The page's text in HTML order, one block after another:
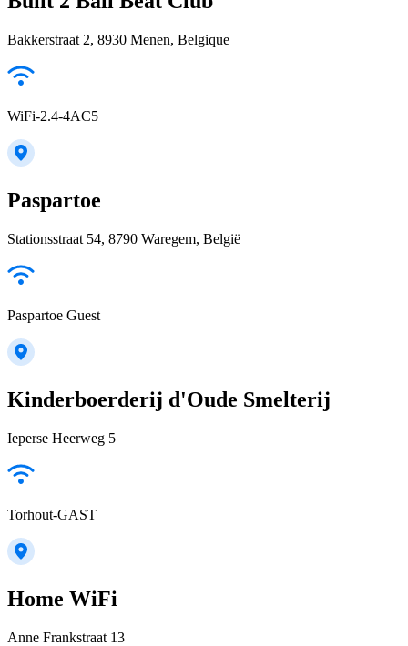
Bakkerstraat 2, 8930 Menen, Belgique
WiFi-2.4-4AC5
Paspartoe
Stationsstraat 54, 8790 Waregem, België
Paspartoe Guest
Kinderboerderij d'Oude Smelterij
Ieperse Heerweg 5
Torhout-GAST
Home WiFi
Anne Frankstraat 13